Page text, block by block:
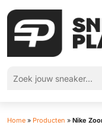
Home » Producten » Nike